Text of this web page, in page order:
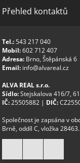
Přehled kontaktů
Tel.:543 217 040
Mobil:602 712 407
Adresa: Brno, Štěpánská 6
Email: info@alvareal.cz
ALVA REAL s.r.o.
Sídlo:Stejskalova 416/7,
IČ:25505882 | DIČ:
Společnost je zapsána v
Brně, oddíl C, vložka 28463.